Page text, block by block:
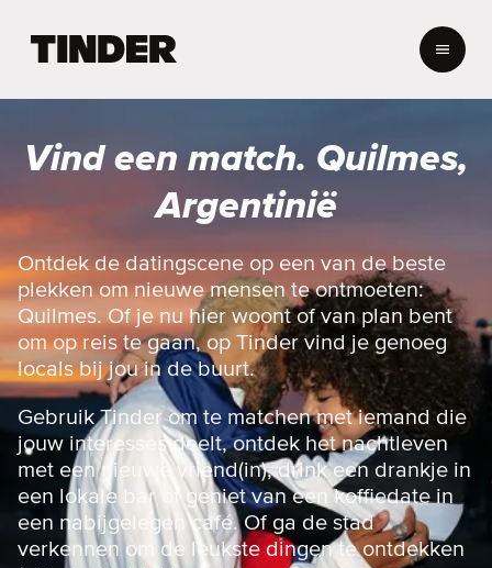
o
e
p
a
g
i
n
a
Vind een match. Quilmes,
Argentinië
Ontdek de datingscene op een van de beste
plekken om nieuwe mensen te ontmoeten:
Quilmes. Of je nu hier woont of van plan bent
om op reis te gaan, op Tinder vind je genoeg
locals bij jou in de buurt.
Gebruik Tinder om te matchen met iemand die
jouw interesses deelt, ontdek het nachtleven
met een nieuwe vriend(in), drink een drankje in
een lokale bar of geniet van een koffiedate in
een nabijgelegen café. Of ga de stad
verkennen om de leukste dingen te ontdekken